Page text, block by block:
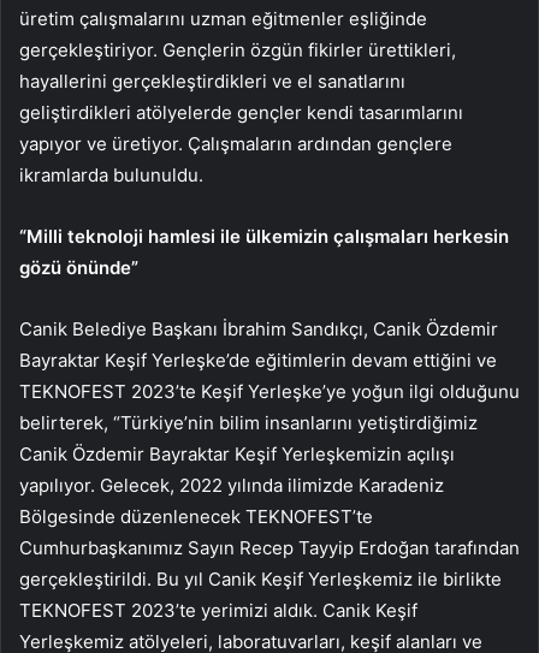
üretim çalışmalarını uzman eğitmenler eşliğinde
gerçekleştiriyor. Gençlerin özgün fikirler ürettikleri,
hayallerini gerçekleştirdikleri ve el sanatlarını
geliştirdikleri atölyelerde gençler kendi tasarımlarını
yapıyor ve üretiyor. Çalışmaların ardından gençlere
ikramlarda bulunuldu.
“Milli teknoloji hamlesi ile ülkemizin çalışmaları herkesin
gözü önünde”
Canik Belediye Başkanı İbrahim Sandıkçı, Canik Özdemir
Bayraktar Keşif Yerleşke’de eğitimlerin devam ettiğini ve
TEKNOFEST 2023’te Keşif Yerleşke’ye yoğun ilgi olduğunu
belirterek, “Türkiye’nin bilim insanlarını yetiştirdiğimiz
Canik Özdemir Bayraktar Keşif Yerleşkemizin açılışı
yapılıyor. Gelecek, 2022 yılında ilimizde Karadeniz
Bölgesinde düzenlenecek TEKNOFEST’te
Cumhurbaşkanımız Sayın Recep Tayyip Erdoğan tarafından
gerçekleştirildi. Bu yıl Canik Keşif Yerleşkemiz ile birlikte
TEKNOFEST 2023’te yerimizi aldık. Canik Keşif
Yerleşkemiz atölyeleri, laboratuvarları, keşif alanları ve